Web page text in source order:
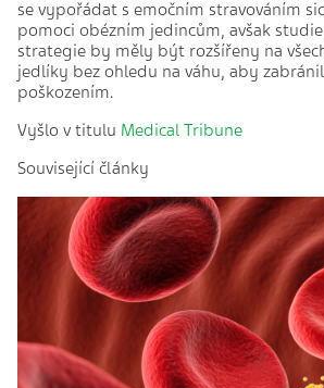
se vypořádat s emočním stravováním
pomoci obézním jedincům, avšak
strategie by měly být rozšířeny na
jedlíky bez ohledu na váhu, aby
poškozením.
Vyšlo v titulu Medical Tribune
Související články